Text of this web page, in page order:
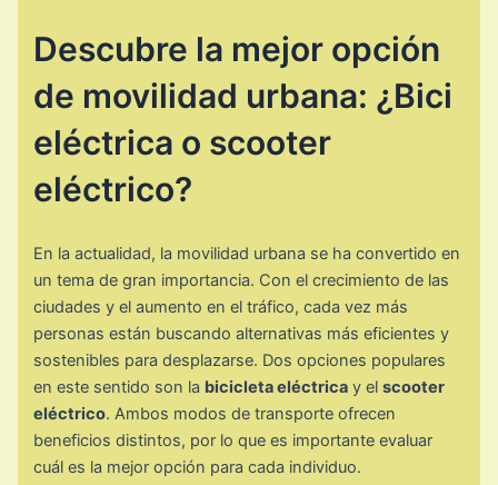
Descubre la mejor opción
de movilidad urbana: ¿Bici
eléctrica o scooter
eléctrico?
En la actualidad, la movilidad urbana se ha convertido en
un tema de gran importancia. Con el crecimiento de las
ciudades y el aumento en el tráfico, cada vez más
personas están buscando alternativas más eficientes y
sostenibles para desplazarse. Dos opciones populares
en este sentido son la bicicleta eléctrica y elscooter
eléctrico. Ambos modos de transporte ofrecen
beneficios distintos, por lo que es importante evaluar
cuál es la mejor opción para cada individuo.